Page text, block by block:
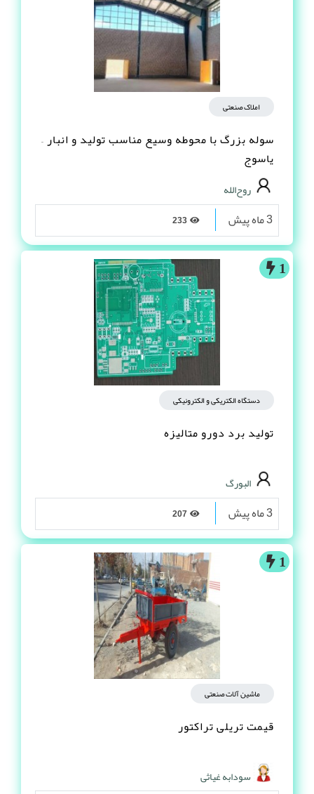
املاک صنعتی
سوله بزرگ با محوطه وسیع مناسب تولید و انبار –
یاسوج
روح‌الله
3 ماه پیش
1
دستگاه الکتریکی و الکترونیکی
تولید برد دورو متالیزه
البورگ
3 ماه پیش
1
ماشین آلات صنعتی
قیمت تریلی تراکتور
سودابه غیاثی